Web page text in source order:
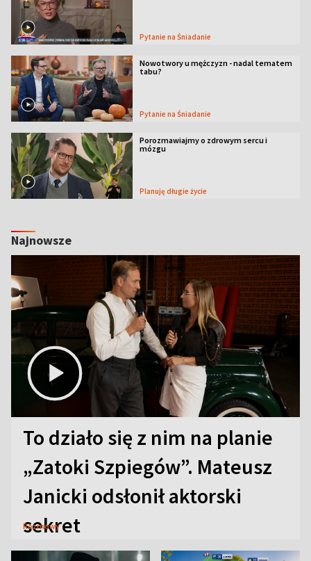
Pytanie na Śniadanie
Nowotwory u mężczyzn - nadal tematem
tabu?
Pytanie na Śniadanie
Porozmawiajmy o zdrowym sercu i
mózgu
Planuję długie życie
Najnowsze
To działo się z nim na planie
„Zatoki Szpiegów”. Mateusz
Janicki odsłonił aktorski
sekret
Rozmowy